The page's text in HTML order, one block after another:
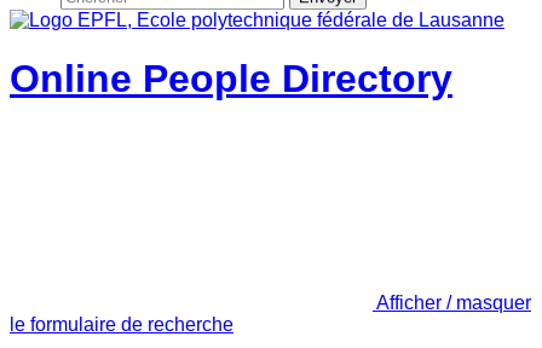
Online People Directory
Afficher / masquer
le formulaire de recherche